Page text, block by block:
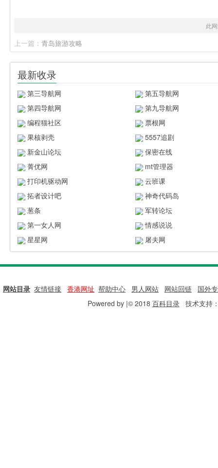
此
上一篇： 青岛旅游攻略
最新收录
第三导航网
第五导航网
第四导航网
第九导航网
编程猫社区
票根网
果核剥壳
5557追剧
新金山论坛
保密在线
菁优网
mt管理器
打印机驱动网
云班课
拓者设计吧
神奇代码岛
葱条
军转论坛
第一女人网
情感说说
星星网
屠夫网
网站目录 友情链接 香港网址 帮助中心 男人网站 网站回链
国外
Powered by |© 2018 百科目录技术支持